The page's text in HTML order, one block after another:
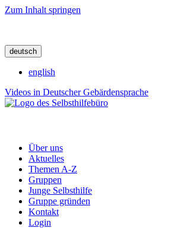
Zum Inhalt springen
deutsch
english
Videos in Deutscher Gebärdensprache
Über uns
Aktuelles
Themen A-Z
Gruppen
Junge Selbsthilfe
Gruppe gründen
Kontakt
Login